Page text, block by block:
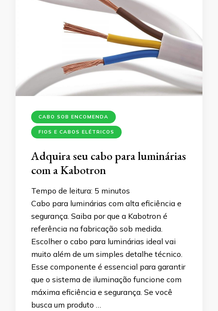
CABO SOB ENCOMENDA
FIOS E CABOS ELÉTRICOS
Adquira seu cabo para luminárias
com a Kabotron
Tempo de leitura: 5 minutos
Cabo para luminárias com alta eficiência e
segurança. Saiba por que a Kabotron é
referência na fabricação sob medida.
Escolher o cabo para luminárias ideal vai
muito além de um simples detalhe técnico.
Esse componente é essencial para garantir
que o sistema de iluminação funcione com
máxima eficiência e segurança. Se você
busca um produto …